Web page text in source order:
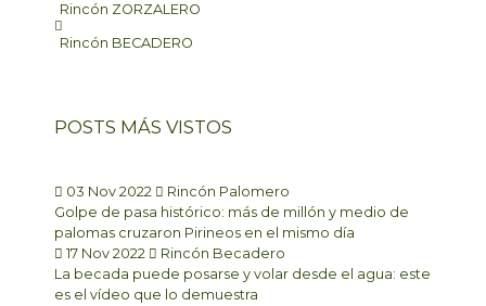
Rincón ZORZALERO
Rincón BECADERO
POSTS MÁS VISTOS
03 Nov 2022
Rincón Palomero
Golpe de pasa histórico: más de millón y medio de
palomas cruzaron Pirineos en el mismo día
17 Nov 2022
Rincón Becadero
La becada puede posarse y volar desde el agua: este
es el vídeo que lo demuestra